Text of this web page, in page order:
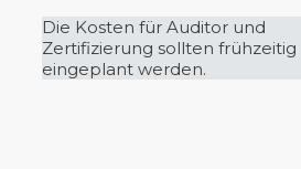
Die Kosten für Auditor und
Zertifizierung sollten frühzeitig
eingeplant werden.